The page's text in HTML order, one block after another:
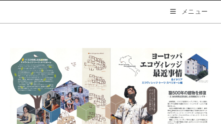
テ
メニュー